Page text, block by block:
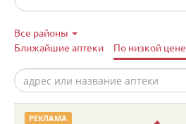
Все районы
Ближайшие аптеки
По низкой цене
РЕКЛАМА